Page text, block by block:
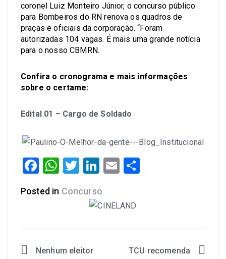
coronel Luiz Monteiro Júnior, o concurso público
para Bombeiros do RN renova os quadros de
praças e oficiais da corporação. “Foram
autorizadas 104 vagas. É mais uma grande notícia
para o nosso CBMRN.
Confira o cronograma e mais informações
sobre o certame:
Edital 01 – Cargo de Soldado
Facebook
WhatsApp
Twitter
LinkedIn
Email
Posted in Concurso
Nenhum eleitor
TCU recomenda